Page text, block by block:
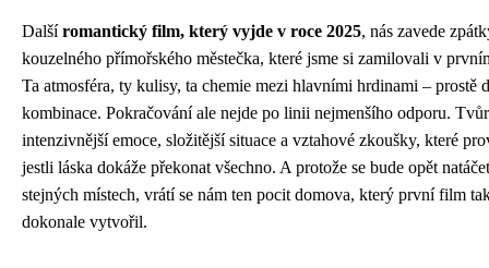
Dalšíromantický film, který vyjde v roce 2025, nás zavede
kouzelného přímořského městečka, které jsme si zamilovali v
Ta atmosféra, ty kulisy, ta chemie mezi hlavními hrdinami – prostě
kombinace. Pokračování ale nejde po linii nejmenšího odporu.
intenzivnější emoce, složitější situace a vztahové zkoušky, které
jestli láska dokáže překonat všechno. A protože se bude opět
stejných místech, vrátí se nám ten pocit domova, který první film
dokonale vytvořil.